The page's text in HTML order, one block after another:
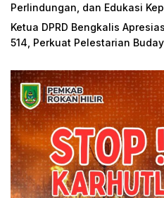
Perlindungan, dan Edukasi
Ketua DPRD Bengkalis
514, Perkuat Pelestarian